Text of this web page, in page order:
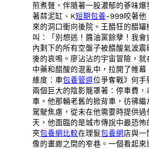
煎煮聲，伴隨著一股濃郁的蔘味爆
著蒜泥缸、K短期包養-999咬著他
來的洞口衝向後院。王醋狂的醋罐
叫：「別想逃！醬油黨餘孽！我會
內剩下的所有空盤子被醋酸氣波震
後的哀鳴。廖沾沾的宇宙冒險，就
中藥和醋酸的混亂中，拉開了帷幕
維度：車包養管道位爭奪戰》何手
兩個巨大的陰影籠罩著：停車費，
車。他那輛老舊的掀背車，彷彿繼
駕駛焦慮，從未在他需要時提供過
天，他面臨的是城市傳說中最恐怖
夾包養網比較在理髮包養網店與一
像的畫廊之間的窄巷。一個看起來